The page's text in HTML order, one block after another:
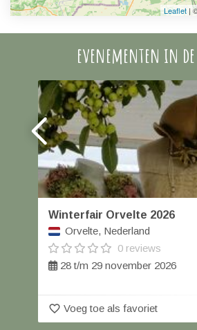
Leaflet |
evenementen in
Winterfair Orvelte 2026
Orvelte, Nederland
0 reviews
28 t/m 29 november 2026
favorite_border Voeg toe als favoriet